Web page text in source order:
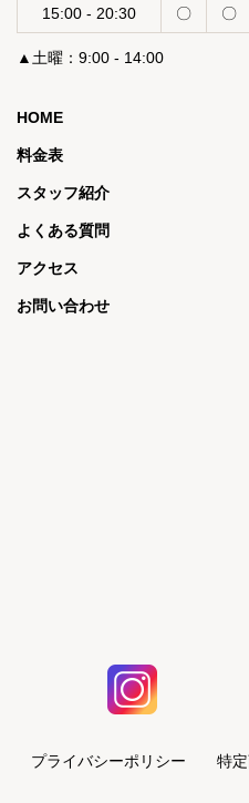
15:00 - 20:30 〇 〇
▲土曜：9:00 - 14:00
HOME
料金表
スタッフ紹介
よくある質問
アクセス
お問い合わせ
プライバシーポリシー 特